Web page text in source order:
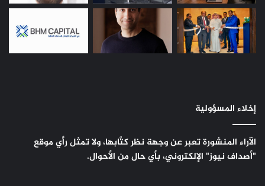
إخلاء المسؤولية
الآراء المنشورة تعبر عن وجهة نظر كتَّابها، ولا تمثل رأي موقع
"أصداف نيوز" الإلكتروني، بأي حال من الأحوال.